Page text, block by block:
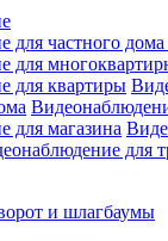
для частного дома
для
для квартиры
для магазина
для
и шлагбаумы